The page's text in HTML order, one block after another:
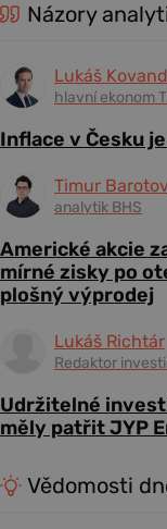
Názory
Lukáš
hlavní ekonom
Inflace v Česku
Timur Barotov
analytik BHS
Americké akcie
mírné zisky po
plošný výprodej
Lukáš Richtár
Redaktor
Udržitelné
měly patřit JYP
Vědomosti